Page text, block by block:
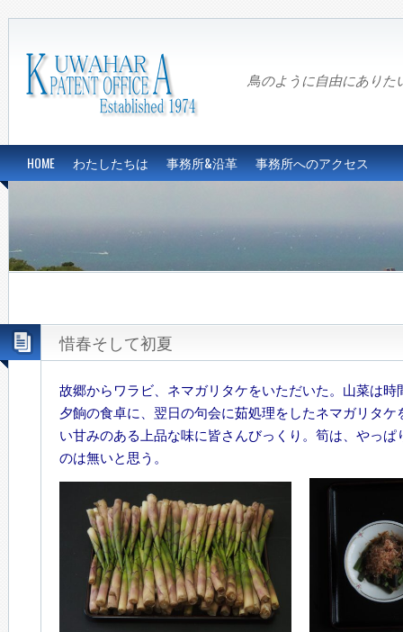
鳥のように自由にあり
HOME わたしたちは 事務所&沿革 事務所へのアクセス
惜春そして初夏
故郷からワラビ、ネマガリタケをいただいた。山菜は
夕餉の食卓に、翌日の句会に茹処理をしたネマガリタ
い甘みのある上品な味に皆さんびっくり。筍は、やっ
のは無いと思う。